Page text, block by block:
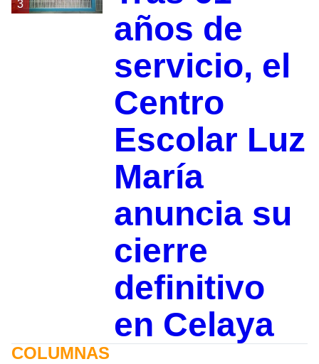
3
años de
servicio, el
Centro
Escolar Luz
María
anuncia su
cierre
definitivo
en Celaya
COLUMNAS